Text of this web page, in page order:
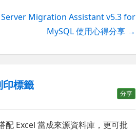
Server Migration Assistant v5.3 for
MySQL 使用心得分享 →
標籤
分享
配 Excel 當成來源資料庫，更可批